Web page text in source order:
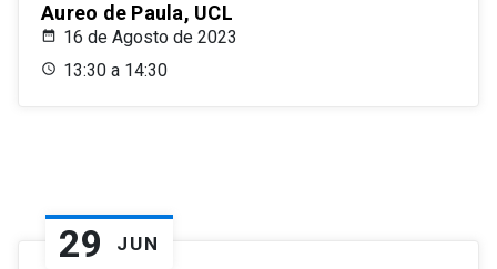
Aureo de Paula, UCL
16 de Agosto de 2023
13:30 a 14:30
29 JUN